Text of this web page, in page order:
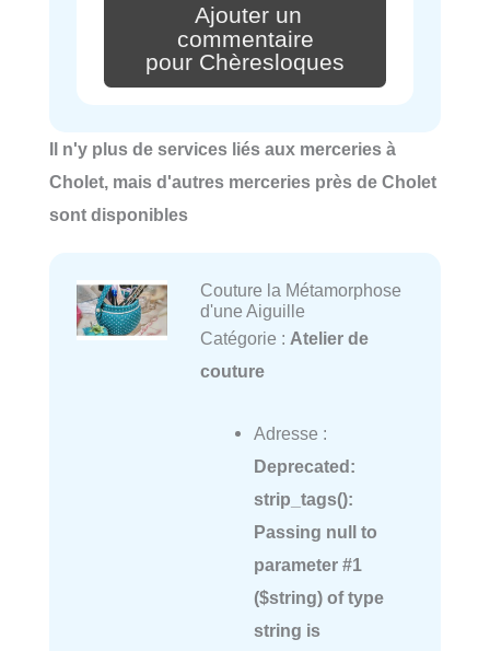
Ajouter un
commentaire
pour Chèresloques
Il n'y plus de services liés aux merceries à
Cholet, mais d'autres merceries près de Cholet
sont disponibles
Couture la Métamorphose
d'une Aiguille
Catégorie : Atelier de
couture
Adresse :
Deprecated:
strip_tags():
Passing null to
parameter #1
($string) of type
string is